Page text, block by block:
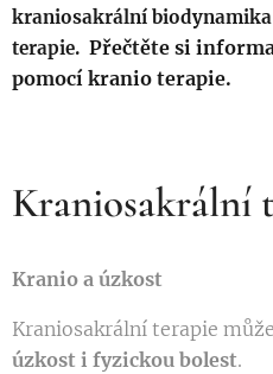
kraniosakrální
terapie. Přečtěte si
pomocí kranio terapie.
Kraniosakrální
Kranio a úzkost
Kraniosakrální terapie může
úzkost i fyzickou bolest.